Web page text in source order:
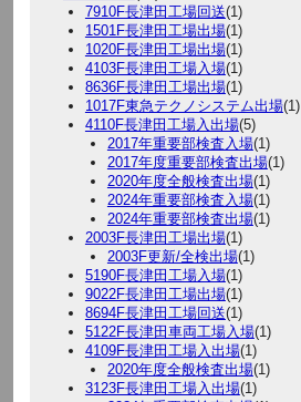
7910F長津田工場回送(1)
1501F長津田工場出場(1)
1020F長津田工場出場(1)
4103F長津田工場入場(1)
8636F長津田工場出場(1)
1017F東急テクノシステム出場(1)
4110F長津田工場入出場(5)
2017年重要部検査入場(1)
2017年度重要部検査出場(1)
2020年度全般検査出場(1)
2024年重要部検査入場(1)
2024年重要部検査出場(1)
2003F長津田工場出場(1)
2003F更新/全検出場(1)
5190F長津田工場入場(1)
9022F長津田工場出場(1)
8694F長津田工場回送(1)
5122F長津田車両工場入場(1)
4109F長津田工場入出場(1)
2020年度全般検査出場(1)
3123F長津田工場入出場(1)